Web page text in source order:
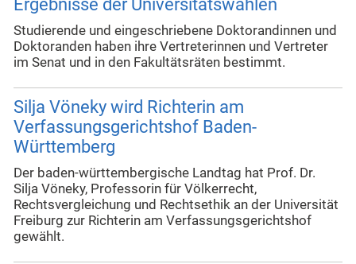
Ergebnisse der Universitätswahlen
Studierende und eingeschriebene Doktorandinnen und
Doktoranden haben ihre Vertreterinnen und Vertreter
im Senat und in den Fakultätsräten bestimmt.
Silja Vöneky wird Richterin am
Verfassungsgerichtshof Baden-
Württemberg
Der baden-württembergische Landtag hat Prof. Dr.
Silja Vöneky, Professorin für Völkerrecht,
Rechtsvergleichung und Rechtsethik an der Universität
Freiburg zur Richterin am Verfassungsgerichtshof
gewählt.